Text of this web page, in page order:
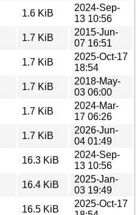
1.6 KiB
2024-Sep-
13 10:56
1.7 KiB
2015-Jun-
07 16:51
1.7 KiB
2025-Oct-17
18:54
1.7 KiB
2018-May-
03 06:00
1.7 KiB
2024-Mar-
17 06:26
1.7 KiB
2026-Jun-
04 01:49
16.3 KiB
2024-Sep-
13 10:56
16.4 KiB
2025-Jan-
03 19:49
16.5 KiB
2025-Oct-17